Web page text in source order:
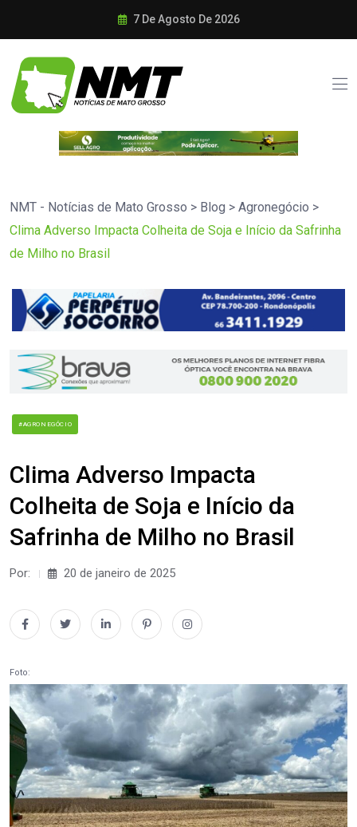
7 De Agosto De 2026
NMT - Notícias de Mato Grosso > Blog > Agronegócio >
Clima Adverso Impacta Colheita de Soja e Início da Safrinha
de Milho no Brasil
#AGRONEGÓCIO
Clima Adverso Impacta
Colheita de Soja e Início da
Safrinha de Milho no Brasil
Por: 20 de janeiro de 2025
Foto: